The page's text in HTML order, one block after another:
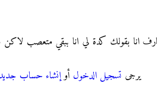
انا بقولك كدة لي انا ببقي متعصب
يرجى تسجيل الدخول أوإنشاء حساب جديد